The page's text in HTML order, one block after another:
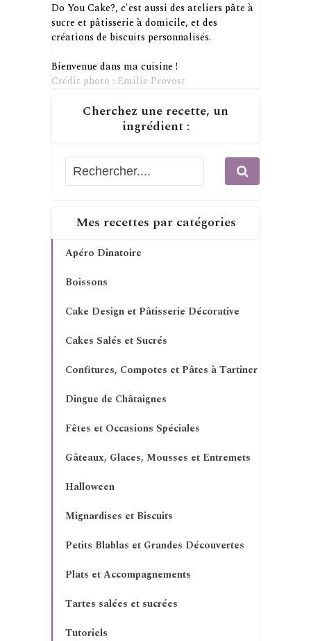
Do You Cake?, c'est aussi des ateliers pâte à
sucre et pâtisserie à domicile, et des
créations de biscuits personnalisés.
Bienvenue dans ma cuisine !
Crédit photo : Emilie Provost
Cherchez une recette, un
ingrédient :
Mes recettes par catégories
Apéro Dinatoire
Boissons
Cake Design et Pâtisserie Décorative
Cakes Salés et Sucrés
Confitures, Compotes et Pâtes à Tartiner
Dingue de Châtaignes
Fêtes et Occasions Spéciales
Gâteaux, Glaces, Mousses et Entremets
Halloween
Mignardises et Biscuits
Petits Blablas et Grandes Découvertes
Plats et Accompagnements
Tartes salées et sucrées
Tutoriels